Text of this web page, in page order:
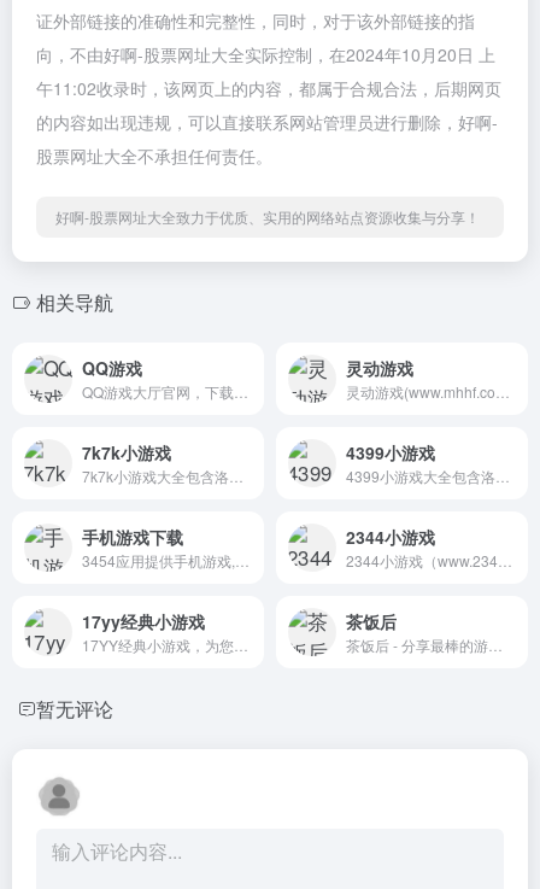
证外部链接的准确性和完整性，同时，对于该外部链接的指
向，不由好啊-股票网址大全实际控制，在2024年10月20日 上
午11:02收录时，该网页上的内容，都属于合规合法，后期网页
的内容如出现违规，可以直接联系网站管理员进行删除，好啊-
股票网址大全不承担任何责任。
好啊-股票网址大全致力于优质、实用的网络站点资源收集与分享！
相关导航
QQ游戏 灵动游戏
7k7k小游戏 4399小游戏
手机游戏下载 2344小游戏
17yy经典小游戏 茶饭后
暂无评论